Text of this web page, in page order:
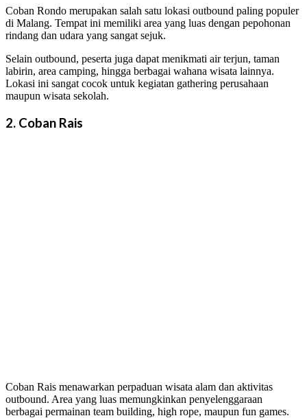
Coban Rondo merupakan salah satu lokasi outbound paling populer
di Malang. Tempat ini memiliki area yang luas dengan pepohonan
rindang dan udara yang sangat sejuk.
Selain outbound, peserta juga dapat menikmati air terjun, taman
labirin, area camping, hingga berbagai wahana wisata lainnya.
Lokasi ini sangat cocok untuk kegiatan gathering perusahaan
maupun wisata sekolah.
2. Coban Rais
Coban Rais menawarkan perpaduan wisata alam dan aktivitas
outbound. Area yang luas memungkinkan penyelenggaraan
berbagai permainan team building, high rope, maupun fun games.